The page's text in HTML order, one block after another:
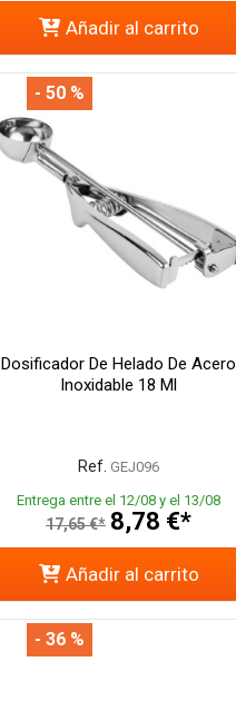
Añadir al carrito
Dosificador De Helado De Acero
Inoxidable 18 Ml
Ref. GEJ096
Entrega entre el 12/08 y el 13/08
17,65 €* 8,78 €*
- 50 %
Añadir al carrito
- 36 %